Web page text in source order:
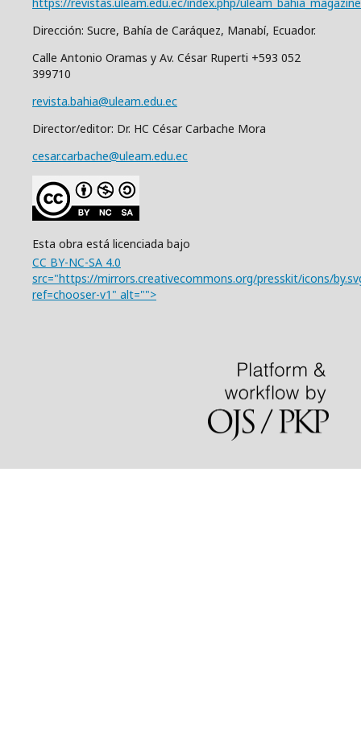
Dirección: Sucre, Bahía de Caráquez, Manabí, Ecuador.
Calle Antonio Oramas y Av. César Ruperti +593 052
399710
revista.bahia@uleam.edu.ec
Director/editor: Dr. HC César Carbache Mora
cesar.carbache@uleam.edu.ec
Esta obra está licenciada bajo
CC BY-NC-SA 4.0
src="https://mirrors.creativecommons.org/presskit/icons/
ref=chooser-v1" alt="">